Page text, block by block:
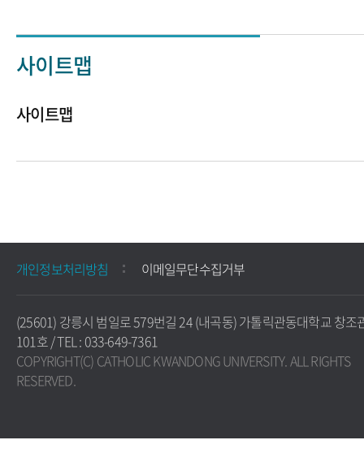
사이트맵
사이트맵
개인정보처리방침 이메일무단수집거부
(25601) 강릉시 범일로 579번길 24 (내곡동) 가톨릭관동대학교 창조
101호 / TEL : 033-649-7361
COPYRIGHT(C) CATHOLIC KWANDONG UNIVERSITY. ALL RIGHTS
RESERVED.